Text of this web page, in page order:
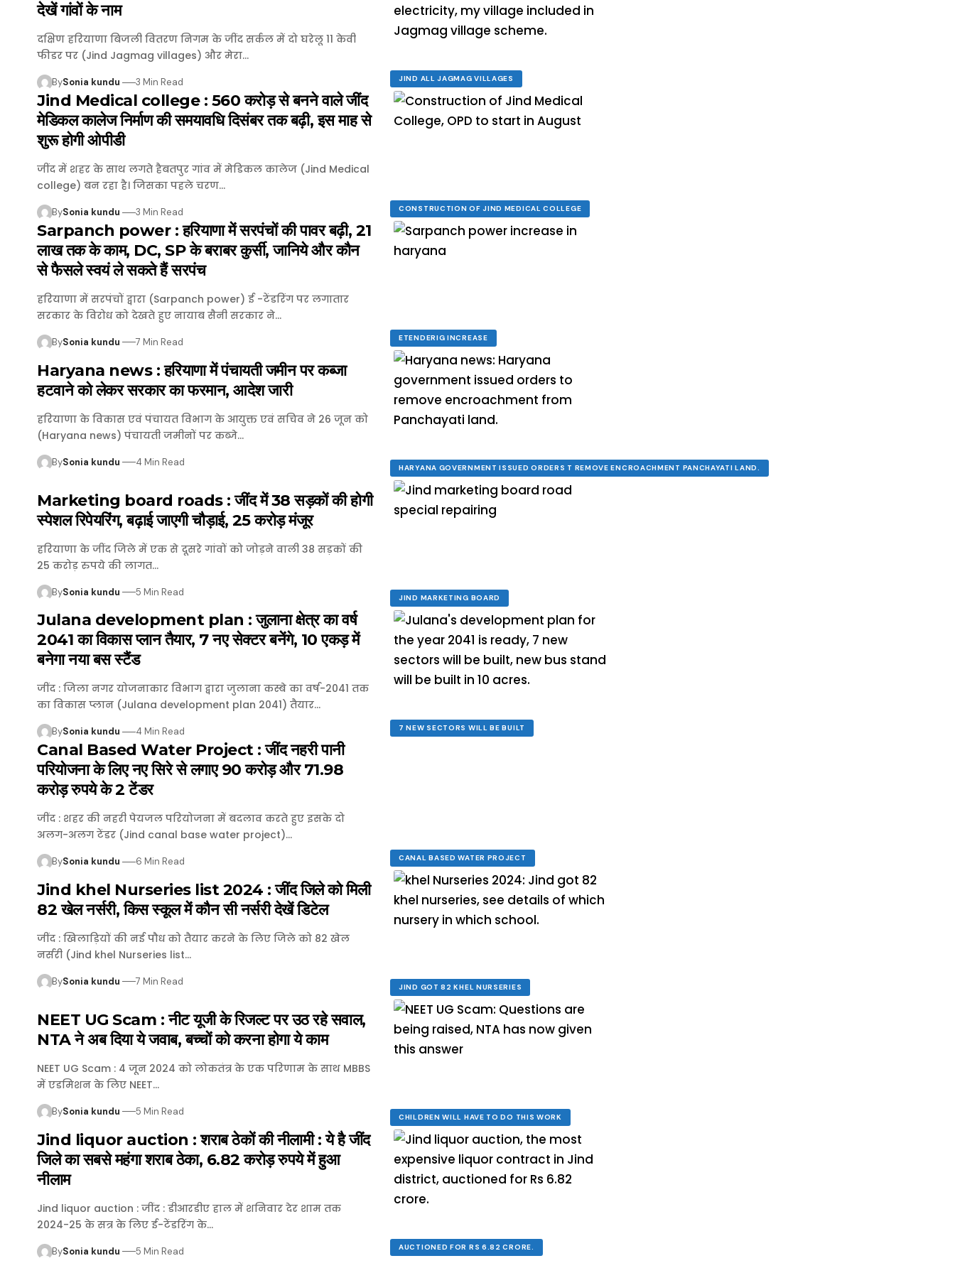
JIND ALL JAGMAG VILLAGES
देखें गांवों के नाम
दक्षिण हरियाणा बिजली वितरण निगम के जींद सर्कल में दो घरेलू 11 केवी
फीडर पर (Jind Jagmag villages) और मेरा…
BySonia kundu 3 Min Read
CONSTRUCTION OF JIND MEDICAL COLLEGE
Jind Medical college : 560 करोड़ से बनने वाले जींद
मेडिकल कालेज निर्माण की समयावधि दिसंबर तक बढ़ी, इस माह से
शुरू होगी ओपीडी
जींद में शहर के साथ लगते हैबतपुर गांव में मेडिकल कालेज (Jind Medical
college) बन रहा है। जिसका पहले चरण…
BySonia kundu 3 Min Read
ETENDERIG INCREASE
Sarpanch power : हरियाणा में सरपंचों की पावर बढ़ी, 21
लाख तक के काम, DC, SP के बराबर कुर्सी, जानिये और कौन
से फैसले स्वयं ले सकते हैं सरपंच
हरियाणा में सरपंचों द्वारा (Sarpanch power) ई -टेंडरिंग पर लगातार
सरकार के विरोध को देखते हुए नायाब सैनी सरकार ने…
BySonia kundu 7 Min Read
HARYANA GOVERNMENT ISSUED ORDERS T REMOVE ENCROACHMENT PANCHAYATI LAND.
Haryana news : हरियाणा में पंचायती जमीन पर कब्जा
हटवाने को लेकर सरकार का फरमान, आदेश जारी
हरियाणा के विकास एवं पंचायत विभाग के आयुक्त एवं सचिव ने 26 जून को
(Haryana news) पंचायती जमीनों पर कब्जे…
BySonia kundu 4 Min Read
JIND MARKETING BOARD
Marketing board roads : जींद में 38 सड़कों की होगी
स्पेशल रिपेयरिंग, बढ़ाई जाएगी चौड़ाई, 25 करोड़ मंजूर
हरियाणा के जींद जिले में एक से दूसरे गांवों को जोड़ने वाली 38 सड़कों की
25 करोड़ रुपये की लागत…
BySonia kundu 5 Min Read
7 NEW SECTORS WILL BE BUILT
Julana development plan : जुलाना क्षेत्र का वर्ष
2041 का विकास प्लान तैयार, 7 नए सेक्टर बनेंगे, 10 एकड़ में
बनेगा नया बस स्टैंड
जींद : जिला नगर योजनाकार विभाग द्वारा जुलाना कस्बे का वर्ष-2041 तक
का विकास प्लान (Julana development plan 2041) तैयार…
BySonia kundu 4 Min Read
CANAL BASED WATER PROJECT
Canal Based Water Project : जींद नहरी पानी
परियोजना के लिए नए सिरे से लगाए 90 करोड़ और 71.98
करोड़ रुपये के 2 टेंडर
जींद : शहर की नहरी पेयजल परियोजना में बदलाव करते हुए इसके दो
अलग-अलग टेंडर (Jind canal base water project)…
BySonia kundu 6 Min Read
JIND GOT 82 KHEL NURSERIES
Jind khel Nurseries list 2024 : जींद जिले को मिली
82 खेल नर्सरी, किस स्कूल में कौन सी नर्सरी देखें डिटेल
जींद : खिलाड़ियों की नई पौध को तैयार करने के लिए जिले को 82 खेल
नर्सरी (Jind khel Nurseries list…
BySonia kundu 7 Min Read
CHILDREN WILL HAVE TO DO THIS WORK
NEET UG Scam : नीट यूजी के रिजल्ट पर उठ रहे सवाल,
NTA ने अब दिया ये जवाब, बच्चों को करना होगा ये काम
NEET UG Scam : 4 जून 2024 को लोकतंत्र के एक परिणाम के साथ MBBS
में एडमिशन के लिए NEET…
BySonia kundu 5 Min Read
AUCTIONED FOR RS 6.82 CRORE.
Jind liquor auction : शराब ठेकों की नीलामी : ये है जींद
जिले का सबसे महंगा शराब ठेका, 6.82 करोड़ रुपये में हुआ
नीलाम
Jind liquor auction : जींद : डीआरडीए हाल में शनिवार देर शाम तक
2024-25 के सत्र के लिए ई-टेंडरिंग के…
BySonia kundu 5 Min Read